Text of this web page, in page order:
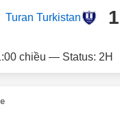
Turan Turkistan
chiều — Status: 2H